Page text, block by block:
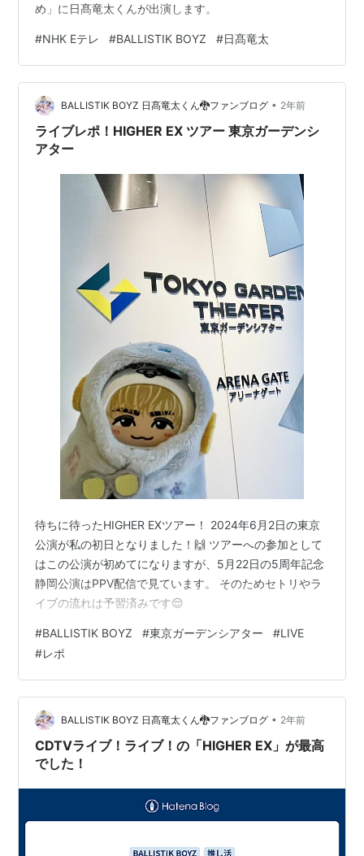
め」に日髙竜太くんが出演します。
#NHK Eテレ #BALLISTIK BOYZ #日髙竜太
BALLISTIK BOYZ 日髙竜太くん🐉ファンブログ • 2年前
ライブレポ！HIGHER EX ツアー 東京ガーデンシ
アター
待ちに待ったHIGHER EXツアー！ 2024年6月2日の東京
公演が私の初日となりました！🙌 ツアーへの参加として
はこの公演が初めてになりますが、5月22日の5周年記念
静岡公演はPPV配信で見ています。 そのためセトリやラ
イブの流れは予習済みです😌
#BALLISTIK BOYZ #東京ガーデンシアター #LIVE
#レポ
BALLISTIK BOYZ 日髙竜太くん🐉ファンブログ • 2年前
CDTVライブ！ライブ！の「HIGHER EX」が最高
でした！